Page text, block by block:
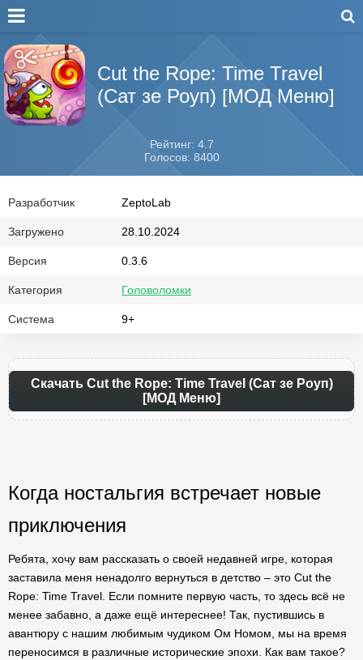
Cut the Rope: Time Travel
(Сат зе Роуп) [МОД Меню]
Рейтинг: 4.7
Голосов: 8400
Разработчик ZeptoLab
Загружено 28.10.2024
Версия 0.3.6
Категория Головоломки
Система 9+
Скачать Cut the Rope: Time Travel (Сат зе Роуп)
[МОД Меню]
Когда ностальгия встречает новые
приключения
Ребята, хочу вам рассказать о своей недавней игре, которая
заставила меня ненадолго вернуться в детство – это Cut the
Rope: Time Travel. Если помните первую часть, то здесь всё не
менее забавно, а даже ещё интереснее! Так, пустившись в
авантюру с нашим любимым чудиком Ом Номом, мы на время
переносимся в различные исторические эпохи. Как вам такое?